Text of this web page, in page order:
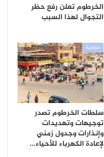
الخرطوم تعلن رفع حظر
التجوال لهذا السبب
سياسية
سلطات الخرطوم تصدر
توجيهات وتهديدات
وإنذارات وجدول زمني
لإعادة الكهرباء للأحياء…